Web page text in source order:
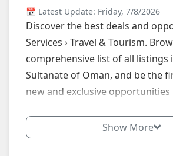
📅 Latest Update: Friday, 7/8/2026
Discover the best deals and
Services › Travel & Tourism.
comprehensive list of all listings
Sultanate of Oman, and be the
new and exclusive
Show More